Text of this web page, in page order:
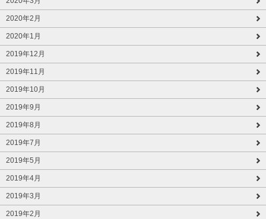
2020年2月
2020年1月
2019年12月
2019年11月
2019年10月
2019年9月
2019年8月
2019年7月
2019年5月
2019年4月
2019年3月
2019年2月